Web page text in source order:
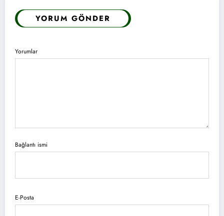
YORUM GÖNDER
Yorumlar
Bağlantı ismi
E-Posta